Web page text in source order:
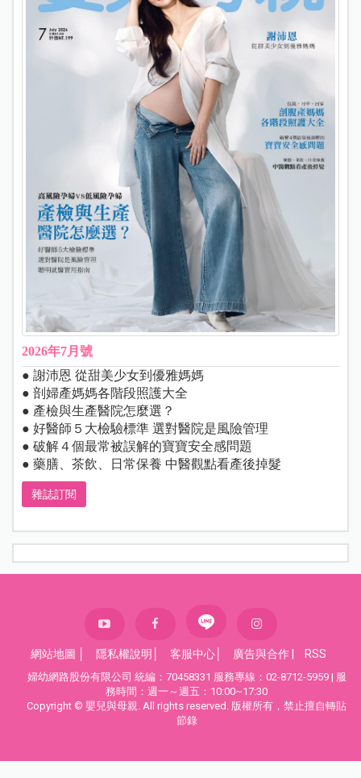
2026年7月號
● 謝沛恩 從甜美少女到優雅媽媽
● 剖婦產媽媽各階段照護大全
● 產檢與生產醫院怎麼選？
● 好醫師５大檢驗標準 選對醫院是風險管理
● 破解４個最常被誤解的寶寶安全感問題
● 藥膳、茶飲、日常保養 中醫觀點看產後掉髮
雜誌訂閱
網站地圖 隱私權說明 客服中心 廣告與合作 RSS
婦幼網路股份有限公司 統編：70458331 服務專線：02-8712-5959 | 服
務時間：週一～週五：10:00~17:30
Copyright © 嬰兒與母親. All rights reserved. 版權所有，禁止擅自轉貼
節錄